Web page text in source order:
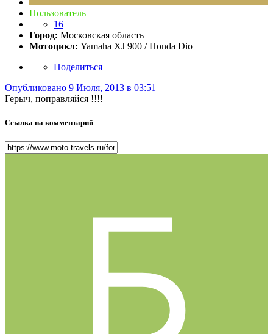
Пользователь
16
Город: Московская область
Мотоцикл: Yamaha XJ 900 / Honda Dio
Поделиться
Опубликовано 9 Июля, 2013 в 03:51
Герыч, поправляйся !!!!
Ссылка на комментарий